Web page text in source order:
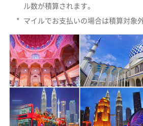
ル数が積算されます。
* マイルでお支払いの場合は積算対象